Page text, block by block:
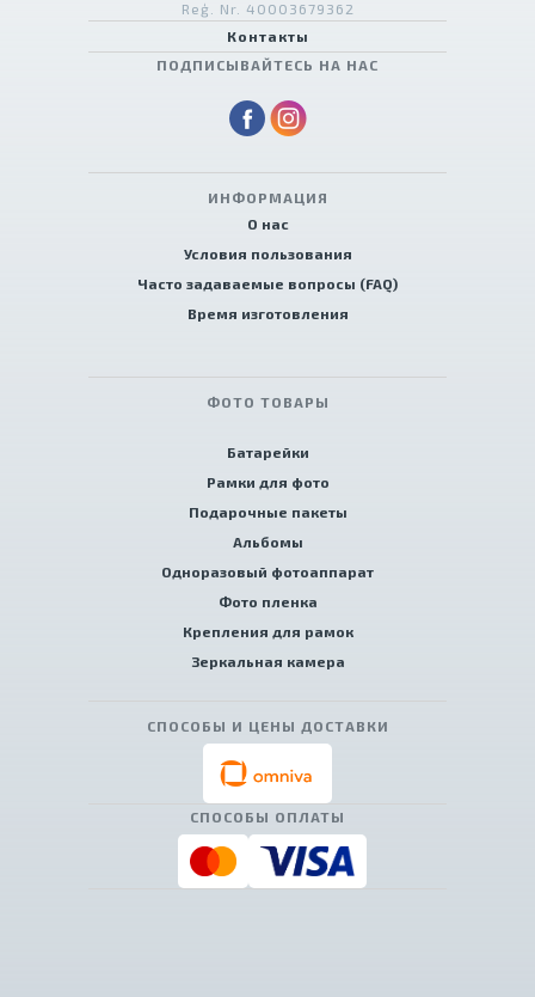
Reģ. Nr. 40003679362
Контакты
ПОДПИСЫВАЙТЕСЬ НА НАС
ИНФОРМАЦИЯ
О нас
Условия пользования
Часто задаваемые вопросы (FAQ)
Время изготовления
ФОТО ТОВАРЫ
Батарейки
Рамки для фото
Подарочные пакеты
Альбомы
Одноразовый фотоаппарат
Фото пленка
Крепления для рамок
Зеркальная камера
СПОСОБЫ И ЦЕНЫ ДОСТАВКИ
СПОСОБЫ ОПЛАТЫ